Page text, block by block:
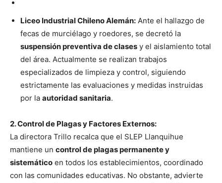
Liceo Industrial Chileno Alemán: Ante el hallazgo de
fecas de murciélago y roedores, se decretó la
suspensión preventiva de clases y el aislamiento total
del área. Actualmente se realizan trabajos
especializados de limpieza y control, siguiendo
estrictamente las evaluaciones y medidas instruidas
por la autoridad sanitaria.
2. Control de Plagas y Factores Externos:
La directora Trillo recalca que el SLEP Llanquihue
mantiene un control de plagas permanente y
sistemático en todos los establecimientos, coordinado
con las comunidades educativas. No obstante, advierte